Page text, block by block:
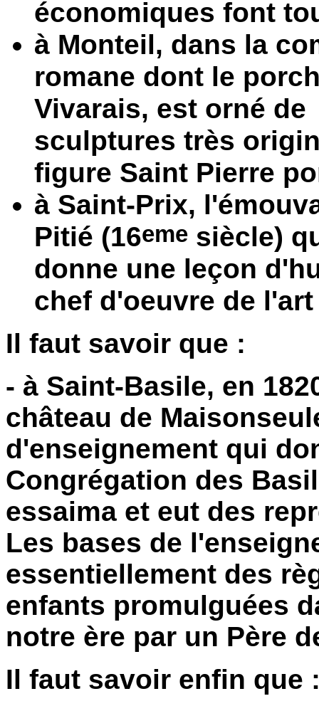
économiques font
à Monteil, dans la
romane dont le
Vivarais, est orné de
sculptures très
figure Saint Pierre
à Saint-Prix,
Pitié (16eme siècle)
donne une leçon
chef d'oeuvre de
Il faut savoir que :
- à Saint-Basile, en
château de
d'enseignement qui
Congrégation des
essaima et eut des
Les bases de
essentiellement des
enfants promulguées
notre ère par un Père
Il faut savoir enfin que